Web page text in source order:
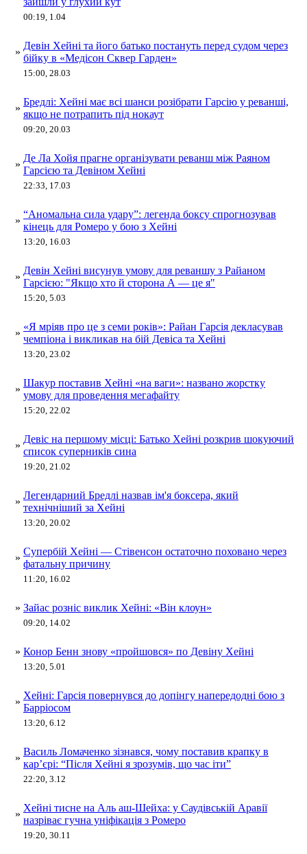
00:19, 1.04
»
Девін Хейні та його батько постануть перед судом через
бійку в «Медісон Сквер Гарден»
15:00, 28.03
»
Бредлі: Хейні має всі шанси розібрати Гарсію у реванші,
якщо не потрапить під нокаут
09:20, 20.03
»
Де Ла Хойя прагне організувати реванш між Раяном
Гарсією та Девіном Хейні
22:33, 17.03
»
“Аномальна сила удару”: легенда боксу спрогнозував
кінець для Ромеро у бою з Хейні
13:20, 16.03
»
Девін Хейні висунув умову для реваншу з Райаном
Гарсією: "Якщо хто й сторона А — це я"
15:20, 5.03
»
«Я мріяв про це з семи років»: Райан Гарсія декласував
чемпіона і викликав на бій Девіса та Хейні
13:20, 23.02
»
Шакур поставив Хейні «на ваги»: названо жорстку
умову для проведення мегафайту
15:20, 22.02
»
Девіс на першому місці: Батько Хейні розкрив шокуючий
список суперників сина
19:20, 21.02
»
Легендарний Бредлі назвав ім'я боксера, який
технічніший за Хейні
13:20, 20.02
»
Супербій Хейні — Стівенсон остаточно поховано через
фатальну причину
11:20, 16.02
» Зайас розніс виклик Хейні: «Він клоун»
09:20, 14.02
» Конор Бенн знову «пройшовся» по Девіну Хейні
13:20, 5.01
»
Хейні: Гарсія повернувся до допінгу напередодні бою з
Барріосом
13:20, 6.12
»
Василь Ломаченко зізнався, чому поставив крапку в
кар’єрі: “Після Хейні я зрозумів, що час іти”
22:20, 3.12
»
Хейні тисне на Аль аш-Шейха: у Саудівській Аравії
назріває гучна уніфікація з Ромеро
19:20, 30.11